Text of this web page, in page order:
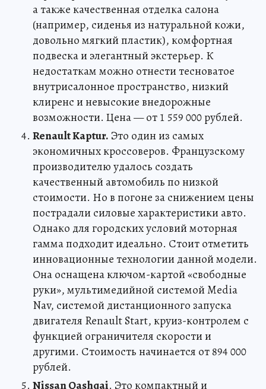
а также качественная отделка салона
(например, сиденья из натуральной кожи,
довольно мягкий пластик), комфортная
подвеска и элегантный экстерьер. К
недостаткам можно отнести тесноватое
внутрисалонное пространство, низкий
клиренс и невысокие внедорожные
возможности. Цена — от 1 559 000 рублей.
Renault Kaptur. Это один из самых
экономичных кроссоверов. Французскому
производителю удалось создать
качественный автомобиль по низкой
стоимости. Но в погоне за снижением цены
пострадали силовые характеристики авто.
Однако для городских условий моторная
гамма подходит идеально. Стоит отметить
инновационные технологии данной модели.
Она оснащена ключом-картой «свободные
руки», мультимедийной системой Media
Nav, системой дистанционного запуска
двигателя Renault Start, круиз-контролем с
функцией ограничителя скорости и
другими. Стоимость начинается от 894 000
рублей.
Nissan Qashqai. Это компактный и